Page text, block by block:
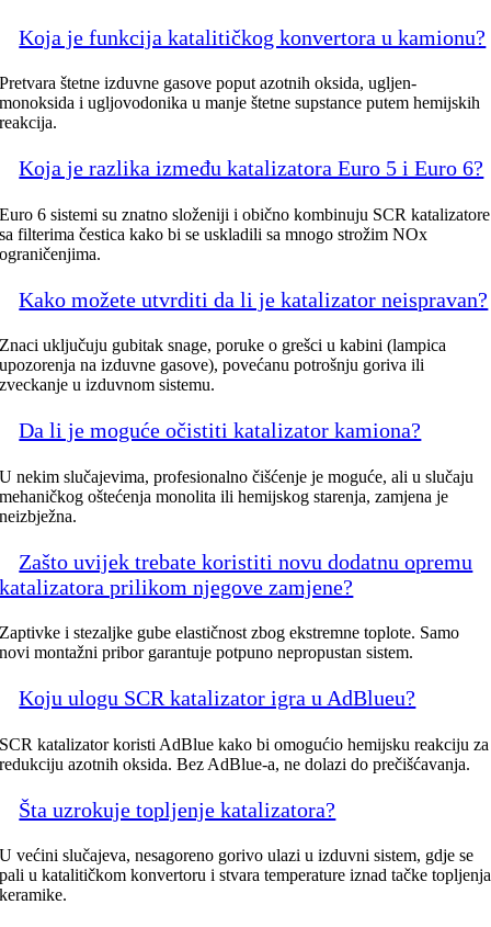
Koja je funkcija katalitičkog konvertora u kamionu?
Pretvara štetne izduvne gasove poput azotnih oksida, ugljen-
monoksida i ugljovodonika u manje štetne supstance putem hemijskih
reakcija.
Koja je razlika između katalizatora Euro 5 i Euro 6?
Euro 6 sistemi su znatno složeniji i obično kombinuju SCR katalizatore
sa filterima čestica kako bi se uskladili sa mnogo strožim NOx
ograničenjima.
Kako možete utvrditi da li je katalizator neispravan?
Znaci uključuju gubitak snage, poruke o grešci u kabini (lampica
upozorenja na izduvne gasove), povećanu potrošnju goriva ili
zveckanje u izduvnom sistemu.
Da li je moguće očistiti katalizator kamiona?
U nekim slučajevima, profesionalno čišćenje je moguće, ali u slučaju
mehaničkog oštećenja monolita ili hemijskog starenja, zamjena je
neizbježna.
Zašto uvijek trebate koristiti novu dodatnu opremu
katalizatora prilikom njegove zamjene?
Zaptivke i stezaljke gube elastičnost zbog ekstremne toplote. Samo
novi montažni pribor garantuje potpuno nepropustan sistem.
Koju ulogu SCR katalizator igra u AdBlueu?
SCR katalizator koristi AdBlue kako bi omogućio hemijsku reakciju za
redukciju azotnih oksida. Bez AdBlue-a, ne dolazi do prečišćavanja.
Šta uzrokuje topljenje katalizatora?
U većini slučajeva, nesagoreno gorivo ulazi u izduvni sistem, gdje se
pali u katalitičkom konvertoru i stvara temperature iznad tačke topljenja
keramike.